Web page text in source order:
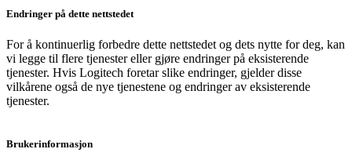
Endringer på dette nettstedet
For å kontinuerlig forbedre dette nettstedet og dets nytte for deg, kan
vi legge til flere tjenester eller gjøre endringer på eksisterende
tjenester. Hvis Logitech foretar slike endringer, gjelder disse
vilkårene også de nye tjenestene og endringer av eksisterende
tjenester.
Brukerinformasjon